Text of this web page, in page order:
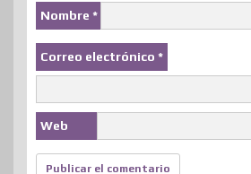
Nombre *
Correo electrónico *
Web